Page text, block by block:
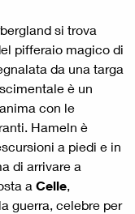
si trova
pifferaio magico di
da una targa
è un
con le
Hameln è
a piedi e in
di arrivare a
a Celle,
guerra, celebre per